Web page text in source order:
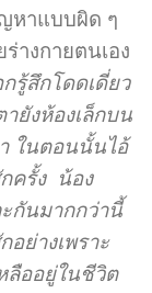
หาแบบผิด ๆ
างกายตนเอง
กรู้สึกโดดเดี่ยว
ยังห้องเล็กบน
ในตอนนั้นไอ้
ครั้ง น้อง
กันมากกว่านี้
อย่างเพราะ
ลืออยู่ในชีวิต